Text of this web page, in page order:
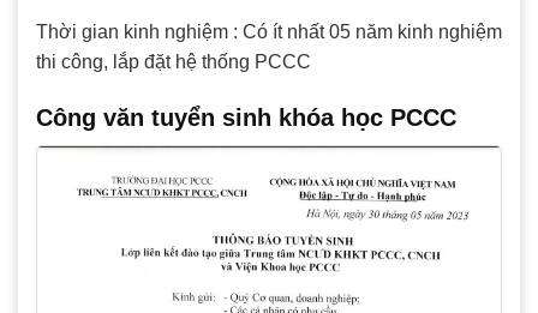
Thời gian kinh nghiệm : Có ít nhất 05 năm kinh nghiệm
thi công, lắp đặt hệ thống PCCC
Công văn tuyển sinh khóa học PCCC